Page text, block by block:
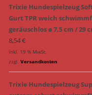
Trixie Hundespielzeug
Gurt TPR weich
geräuschlos ø 7,5 cm / 29
8,54€
inkl. 19 % MwSt.
zzgl. Versandkosten
Trixie Hundespielzeug